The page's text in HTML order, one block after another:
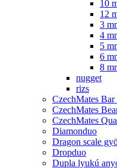
10
12
3
4
5
6
8
nugget
rizs
CzechMates
CzechMates
CzechMates
Diamonduo
Dragon scale
Dropduo
Dupla lyukú